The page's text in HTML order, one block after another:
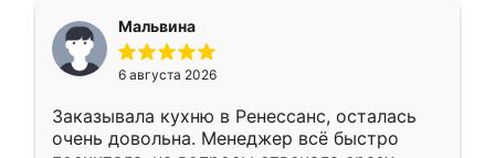
Мальвина
6 августа 2026
Заказывала кухню в Ренессанс, осталась
очень довольна. Менеджер всё быстро